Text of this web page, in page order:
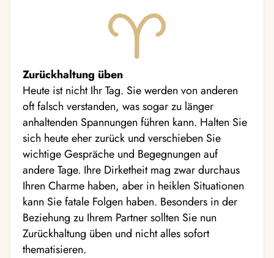
Zurückhaltung üben
Heute ist nicht Ihr Tag. Sie werden von anderen
oft falsch verstanden, was sogar zu länger
anhaltenden Spannungen führen kann. Halten Sie
sich heute eher zurück und verschieben Sie
wichtige Gespräche und Begegnungen auf
andere Tage. Ihre Dirketheit mag zwar durchaus
Ihren Charme haben, aber in heiklen Situationen
kann Sie fatale Folgen haben. Besonders in der
Beziehung zu Ihrem Partner sollten Sie nun
Zurückhaltung üben und nicht alles sofort
thematisieren.